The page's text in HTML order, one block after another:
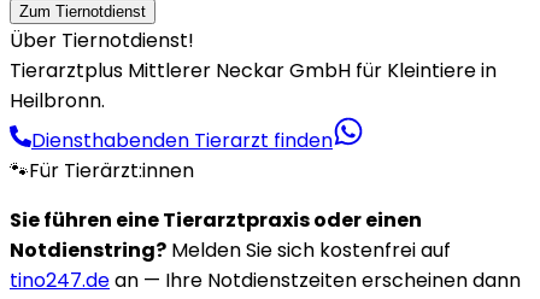
Zum Tiernotdienst
Über Tiernotdienst!
Tierarztplus Mittlerer Neckar GmbH für Kleintiere in
Heilbronn.
Diensthabenden Tierarzt finden
🐾Für Tierärzt:innen
Sie führen eine Tierarztpraxis oder einen
Notdienstring? Melden Sie sich kostenfrei auf
tino247.dean — Ihre Notdienstzeiten erscheinen dann